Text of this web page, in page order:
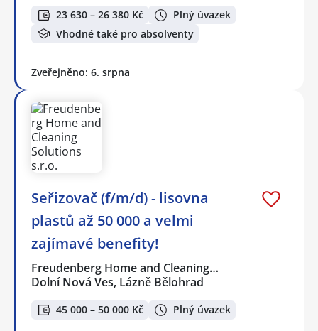
23 630 – 26 380 Kč
Plný úvazek
Vhodné také pro absolventy
Zveřejněno: 6. srpna
Seřizovač (f/m/d) - lisovna
plastů až 50 000 a velmi
zajímavé benefity!
Freudenberg Home and Cleaning…
Dolní Nová Ves, Lázně Bělohrad
45 000 – 50 000 Kč Plný úvazek